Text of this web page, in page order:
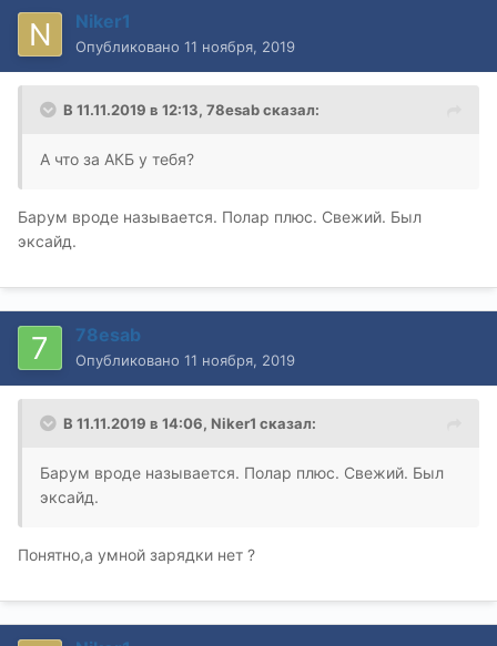
Niker1
Опубликовано 11 ноября, 2019
В 11.11.2019 в 12:13, 78esabсказал:
А что за АКБ у тебя?
Барум вроде называется. Полар плюс. Свежий. Был
эксайд.
78esab
Опубликовано 11 ноября, 2019
В 11.11.2019 в 14:06, Niker1 сказал:
Барум вроде называется. Полар плюс. Свежий. Был
эксайд.
Понятно,а умной зарядки нет ?